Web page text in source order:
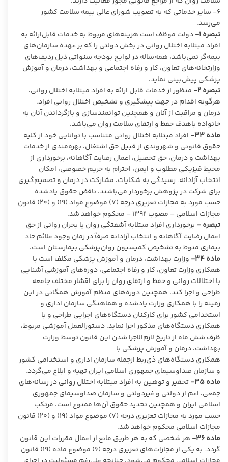
۶- سایر خدماتی که به تصویب شورای عالی بیمه سلامت کشور
می‌رسد.
تبصره۱- دولت موظف است هزینه‌های مربوط به خدمات قابل‌ارائه به
افراد مبتلابه اختلال روانی در بخش دولتی را که بر عهده سازمان‌های
بیمه‌گر نمی‌باشد، همه‌ساله در لوایح بودجه سنواتی ذیل ردیف‌های
وزارتخانه‌های تعاون، کار و رفاه اجتماعی و بهداشت، درمان و آموزش
پزشکی پیش‌بینی نماید.
تبصره۲- منظور از خدمات قابل ‌ارائه به افراد مبتلابه اختلال روانی،
هرگونه اقدام در جهت پیشگیری و تشخیص اختلال روانی افراد،
درمان و مراقبت از آنان و همچنین توانمندسازی و بازگرداندن آنان به
خانواده باهدف حفظ و ارتقای سلامت روان می‌باشد.
ماده۳۳- افراد مبتلابه اختلال روانی متناسب با توانایی خود از کلیه
حقوق قانونی و شهروندی از قبیل حق اشتغال، بهره‌مندی از خدمات
بهداشت و درمان، حق تحصیل، اعمال رضایت آگاهانه، برخورداری از
محیط فیزیکی مطلوب و ایمن، احترام به حریم خصوصی، امکان
انتخاب آزادانه، رسیدگی به شکایات، مشارکت در درمان و تصمیم‌گیری
برای شرکت در پژوهش برخوردار می‌باشند. ناقض حقوق یادشده
حسب مورد به مجازات تعزیری درجه (۷) موضوع مواد (۱۹) و (۲۰) قانون
مجازات اسلامی – مصوب ۱۳۹۲ – محکوم خواهد شد.
تبصره – برخورداری افراد مبتلابه آشفتگی روان یا بحران روانی از حق
اعمال رضایت آگاهانه و انتخاب آزادانه صرفاً در زمان وجود علائم حاد
بیماری منوط به تشخیص کمیسیون روان‌پزشکی بیمارستان است.
ماده۳۴- وزارت بهداشت، درمان و آموزش پزشکی مکلف است با
همکاری وزارت تعاون، کار و رفاه اجتماعی، دوره‌های آموزشی آشنایی
با اختلالات روانی و حفظ و ارتقای روان را برای اقشار مختلف جامعه
طراحی و اجرا کند. همچنین دوره‌های منظم آموزش همگانی در این
زمینه را با همکاری وزارت یادشده و هماهنگی سازمان اداری و
استخدامی کشور برای کارکنان دستگاه‌های اجرایی طراحی و با
همکاری دستگاه‌های مذکور اجرا نماید. دستورالعمل آموزشی مربوط،
ظرف شش ماه از تاریخ لازم‌الاجرا شدن این قانون توسط وزارت
بهداشت، درمان و آموزش پزشکی با
همکاری دستگاه‌های ذی‌ربط ازجمله سازمان اداری و استخدامی کشور
و سازمان صداوسیمای جمهوری اسلامی ایران تهیه و ابلاغ می‌گردد.
ماده۳۵- تحقیر و توهین به افراد مبتلابه اختلال روانی در رسانه‌های
جمعی، اعم از دولتی و غیردولتی و سازمان صداوسیمای جمهوری
اسلامی ایران و همچنین تحدید حقوق آن‌ها ممنوع است. مرتکب
حسب مورد به مجازات تعزیری درجه (۷) موضوع مواد (۱۹) و (۲۰) قانون
مجازات اسلامی محکوم خواهد شد.
ماده۳۶- هر شخصی که به هر طریق مانع از اعمال مقررات این قانون
گردد، به یکی از مجازات‌های تعزیری درجه (۶) موضوع ماده (۱۹) قانون